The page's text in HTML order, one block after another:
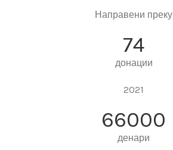
Направени преку
74
донации
2021
66000
денари